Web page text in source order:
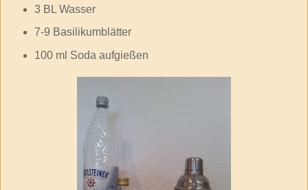
3 BLWasser
7-9 Basilikumblätter
100 ml Soda aufgießen